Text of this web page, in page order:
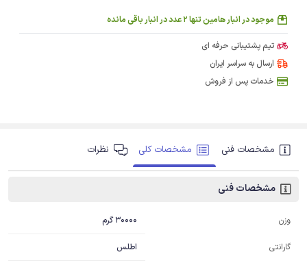
موجود در انبار هامین تنها 2 عدد در انبار باقی مانده
تیم پشتیبانی حرفه ای
ارسال به سراسر ایران
خدمات پس از فروش
مشخصات فنی مشخصات کلی نظرات
مشخصات فنی
وزن 30000 گرم
گارانتی اطلس